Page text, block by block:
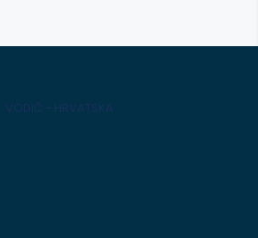
VODIČ - HRVATSKA